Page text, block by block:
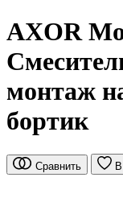
AXOR
монтаж
бортик
Сравнить